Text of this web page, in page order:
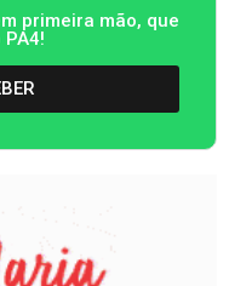
primeira mão, que